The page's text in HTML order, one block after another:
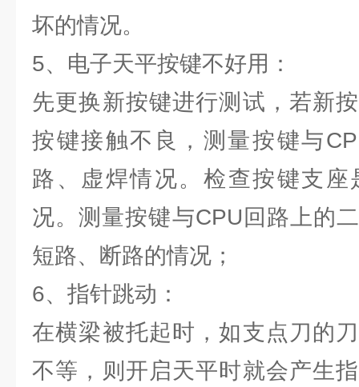
坏的情况。
5、电子天平按键不好用：
先更换新按键进行测试，若新
按键接触不良，测量按键与
路、虚焊情况。检查按键支
况。测量按键与CPU回路上的
短路、断路的情况；
6、指针跳动：
在横梁被托起时，如支点刀的
不等，则开启天平时就会产生